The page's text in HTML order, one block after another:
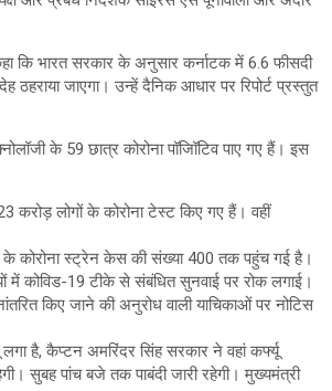
कि भारत सरकार के अनुसार कर्नाटक में 6.6 फीसदी
जाएगा। उन्हें दैनिक आधार पर रिपोर्ट प्रस्तुत
के 59 छात्र कोरोना पॉजिॉटिव पाए गए हैं। इस
करोड़ लोगों के कोरोना टेस्ट किए गए हैं। वहीं
के कोरोना स्ट्रेन केस की संख्या 400 तक पहुंच गई है।
में कोविड-19 टीके से संबंधित सुनवाई पर रोक लगाई।
किए जाने की अनुरोध वाली याचिकाओं पर नोटिस
है, कैप्टन अमरिंदर सिंह सरकार ने वहां कर्फ्यू
सुबह पांच बजे तक पाबंदी जारी रहेगी। मुख्यमंत्री